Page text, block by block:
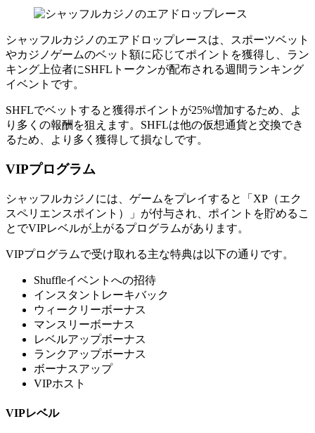
シャッフルカジノのエアドロップレースは、スポーツベット
やカジノゲームのベット額に応じてポイントを獲得し、ラン
キング上位者にSHFLトークンが配布される週間ランキング
イベントです。
SHFLでベットすると獲得ポイントが25%増加するため、よ
り多くの報酬を狙えます。SHFLは他の仮想通貨と交換でき
るため、より多く獲得して損なしです。
VIPプログラム
シャッフルカジノには、ゲームをプレイすると「XP（エク
スペリエンスポイント）」が付与され、ポイントを貯めるこ
とでVIPレベルが上がるプログラムがあります。
VIPプログラムで受け取れる主な特典は以下の通りです。
Shuffleイベントへの招待
インスタントレーキバック
ウィークリーボーナス
マンスリーボーナス
レベルアップボーナス
ランクアップボーナス
ボーナスアップ
VIPホスト
VIPレベル